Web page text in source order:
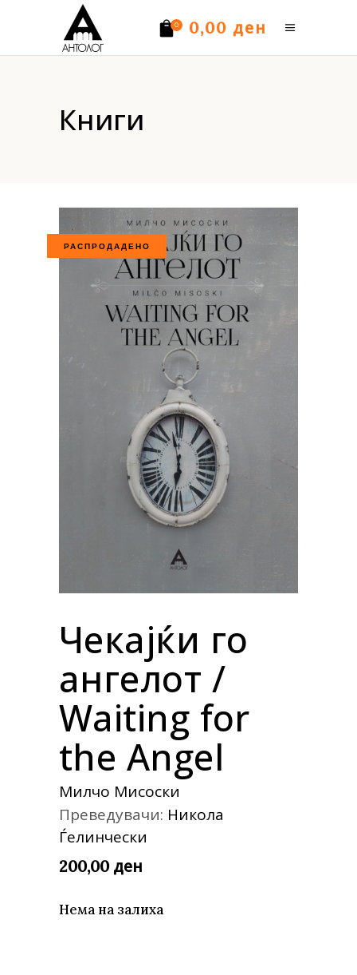
0 0,00 ден
Книги
РАСПРОДАДЕНО
Чекајќи го
ангелот /
Waiting for
the Angel
Милчо Мисоски
Преведувачи: Никола
Ѓелинчески
200,00 ден
Нема на залиха